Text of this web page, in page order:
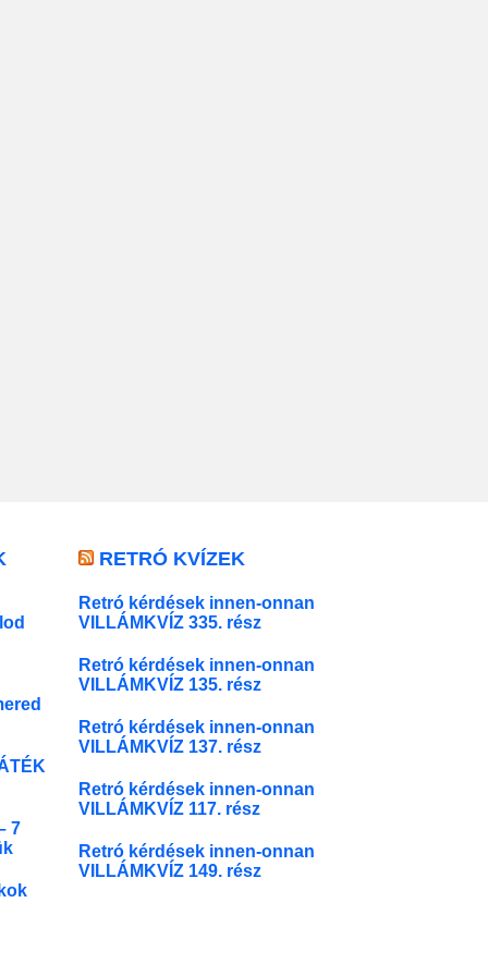
7
RETRÓ KVÍZEK
Retró kérdések innen-onnan
VILLÁMKVÍZ 335. rész
Retró kérdések innen-onnan
VILLÁMKVÍZ 135. rész
Retró kérdések innen-onnan
VILLÁMKVÍZ 137. rész
Retró kérdések innen-onnan
VILLÁMKVÍZ 117. rész
Retró kérdések innen-onnan
VILLÁMKVÍZ 149. rész